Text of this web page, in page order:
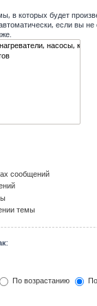
в которых будет
если вы не
сообщений
темы
По возрастанию